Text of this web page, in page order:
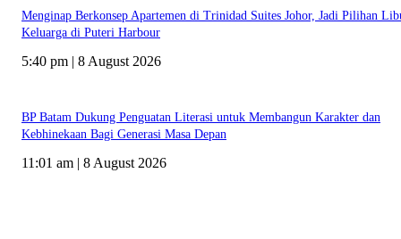
Menginap Berkonsep Apartemen di Trinidad Suites Johor, Jadi Pilihan
Keluarga di Puteri Harbour
5:40 pm | 8 August 2026
BP Batam Dukung Penguatan Literasi untuk Membangun Karakter dan
Kebhinekaan Bagi Generasi Masa Depan
11:01 am | 8 August 2026